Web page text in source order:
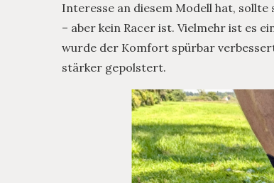
Interesse an diesem Modell hat,
– aber kein Racer ist. Vielmehr ist es
wurde der Komfort spürbar
stärker gepolstert.